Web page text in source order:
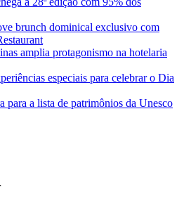
brunch dominical exclusivo com
amplia protagonismo na hotelaria
especiais para celebrar o Dia
para a lista de patrimônios da Unesco